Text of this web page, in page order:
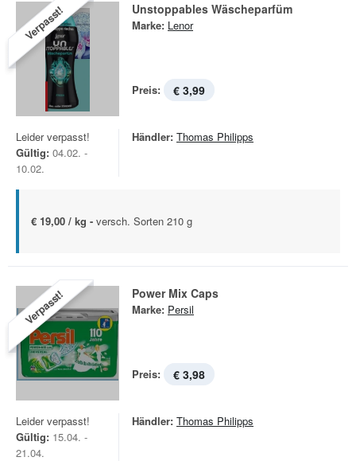
Verpasst! Unstoppables Wäscheparfüm
Marke: Lenor
Preis: € 3,99
Leider verpasst!
Gültig: 04.02. -
10.02.
Händler: Thomas Philipps
€ 19,00 / kg - versch. Sorten 210 g
Verpasst! Power Mix Caps
Marke: Persil
Preis: € 3,98
Leider verpasst!
Gültig: 15.04. -
21.04.
Händler: Thomas Philipps